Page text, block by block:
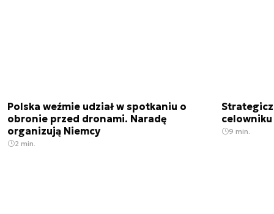
Polska weźmie udział w spotkaniu o
obronie przed dronami. Naradę
organizują Niemcy
2 min.
9 min.